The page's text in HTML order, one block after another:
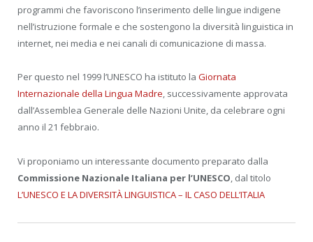
programmi che favoriscono l’inserimento delle lingue indigene
nell’istruzione formale e che sostengono la diversità linguistica in
internet, nei media e nei canali di comunicazione di massa.
Per questo nel 1999 l’UNESCO ha istituto la Giornata
Internazionale della Lingua Madre, successivamente approvata
dall’Assemblea Generale delle Nazioni Unite, da celebrare ogni
anno il 21 febbraio.
Vi proponiamo un interessante documento preparato dalla
Commissione Nazionale Italiana per l’UNESCO , dal titolo
L’UNESCO E LA DIVERSITÀ LINGUISTICA – IL CASO DELL’ITALIA